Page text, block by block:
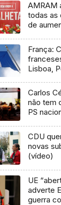
AMRAM
todas as
de
França:
Lisboa,
Carlos
não tem
PS
CDU
novas
(vídeo)
UE
adverte
guerra